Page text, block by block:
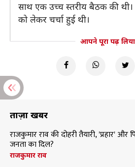
साथ एक उच्च स्तरीय बैठक की
को लेकर चर्चा हुई थी।
आपने पूरा पढ़
ताज़ा खबरें
राजकुमार राव की दोहरी तैयारी, 'प्रहार'
जनता का दिल?
राजकुमार राव